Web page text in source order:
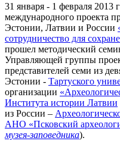
31 января - 1 февраля 2013
международного проекта
Эстонии, Латвии и России
сотрудничество для
прошел методический
Управляющей группы
представителей семи из
Эстонии - Тартуского
организации
Института истории Латвии
из России –
АНО «Псковский
музея-заповедника).